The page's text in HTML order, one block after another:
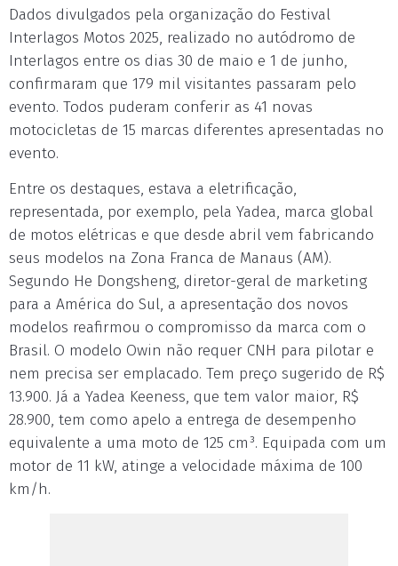
Dados divulgados pela organização do Festival
Interlagos Motos 2025, realizado no autódromo de
Interlagos entre os dias 30 de maio e 1 de junho,
confirmaram que 179 mil visitantes passaram pelo
evento. Todos puderam conferir as 41 novas
motocicletas de 15 marcas diferentes apresentadas no
evento.
Entre os destaques, estava a eletrificação,
representada, por exemplo, pela Yadea, marca global
de motos elétricas e que desde abril vem fabricando
seus modelos na Zona Franca de Manaus (AM).
Segundo He Dongsheng, diretor-geral de marketing
para a América do Sul, a apresentação dos novos
modelos reafirmou o compromisso da marca com o
Brasil. O modelo Owin não requer CNH para pilotar e
nem precisa ser emplacado. Tem preço sugerido de R$
13.900. Já a Yadea Keeness, que tem valor maior, R$
28.900, tem como apelo a entrega de desempenho
equivalente a uma moto de 125 cm³. Equipada com um
motor de 11 kW, atinge a velocidade máxima de 100
km/h.